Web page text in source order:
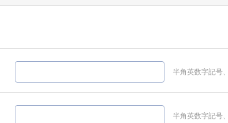
半角英数字記号
半角英数字記号